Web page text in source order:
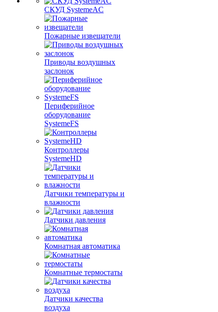
СКУД SystemeAC
Пожарные извещатели
Приводы воздушных
заслонок
Периферийное
оборудование
SystemeFS
Контроллеры
SystemeHD
Датчики температуры и
влажности
Датчики давления
Комнатная автоматика
Комнатные термостаты
Датчики качества
воздуха